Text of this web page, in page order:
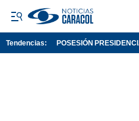
Tendencias: POSESIÓN